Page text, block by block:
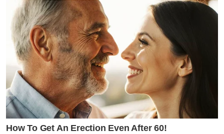
How To Get An Erection Even After 60!